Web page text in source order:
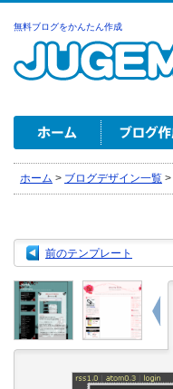
無料ブログをかんたん作成
ホーム > ブログデザイン一覧 >
前のテンプレート